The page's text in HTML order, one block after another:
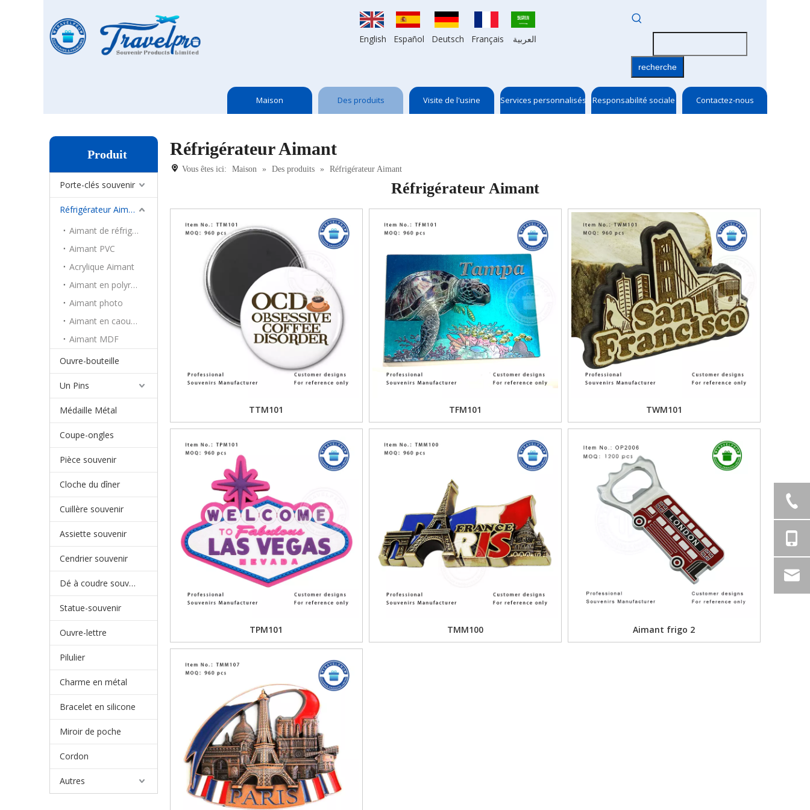
English Español Deutsch Français العربية
recherche
Maison Des produits Visite de l'usine Services personnalisés Responsabilité sociale Contactez-nous
Produit
Porte-clés souvenir
Réfrigérateur Aimant
Aimant de réfrigérateur en métal
Aimant PVC
Acrylique Aimant
Aimant en polyrésine
Aimant photo
Aimant en caoutchouc
Aimant MDF
Ouvre-bouteille
Un Pins
Médaille Métal
Coupe-ongles
Pièce souvenir
Cloche du dîner
Cuillère souvenir
Assiette souvenir
Cendrier souvenir
Dé à coudre souvenir
Statue-souvenir
Ouvre-lettre
Pilulier
Charme en métal
Bracelet en silicone
Miroir de poche
Cordon
Autres
Réfrigérateur Aimant
Vous êtes ici: Maison » Des produits » Réfrigérateur Aimant
Réfrigérateur Aimant
TTM101 TFM101 TWM101
TPM101 TMM100 Aimant frigo 2